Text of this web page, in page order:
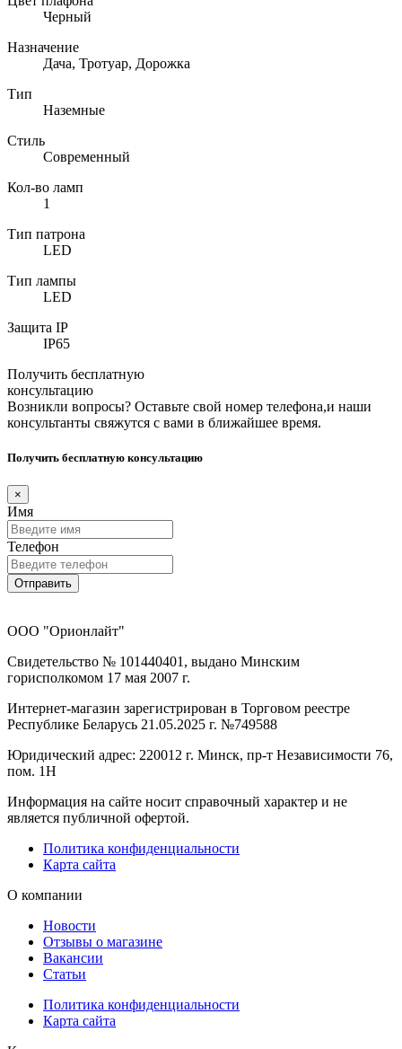
Черный
Назначение
Дача, Тротуар, Дорожка
Тип
Наземные
Стиль
Современный
Кол-во ламп
1
Тип патрона
LED
Тип лампы
LED
Защита IP
IP65
Получить бесплатную
консультацию
Возникли вопросы? Оставьте свой номер телефона,и наши
консультанты свяжутся с вами в ближайшее время.
Получить бесплатную консультацию
×
Имя
Телефон
Отправить
ООО "Орионлайт"
Свидетельство № 101440401, выдано Минским
горисполкомом 17 мая 2007 г.
Интернет-магазин зарегистрирован в Торговом реестре
Республике Беларусь 21.05.2025 г. №749588
Юридический адрес: 220012 г. Минск, пр-т Независимости 76,
пом. 1Н
Информация на сайте носит справочный характер и не
является публичной офертой.
Политика конфиденциальности
Карта сайта
О компании
Новости
Отзывы о магазине
Вакансии
Статьи
Политика конфиденциальности
Карта сайта